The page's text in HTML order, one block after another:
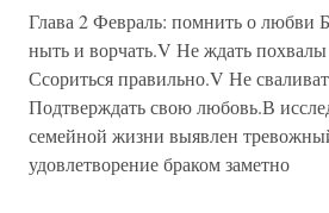
Глава 2 Февраль: помнить о любви
ныть и ворчать.V Не ждать
Ссориться правильно.V Не
Подтверждать свою любовь.В
семейной жизни выявлен
удовлетворение браком заметно